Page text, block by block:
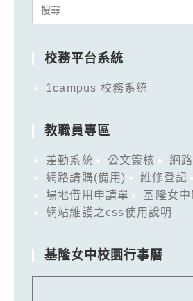
Search
校務平台系統
1campus 校務系統
教職員專區
差勤系統 公文簽核
網
網路請購(備用)
維修登記
場地借用申請單
基隆女
網站維護之css使用說明
基隆女中校園行事曆